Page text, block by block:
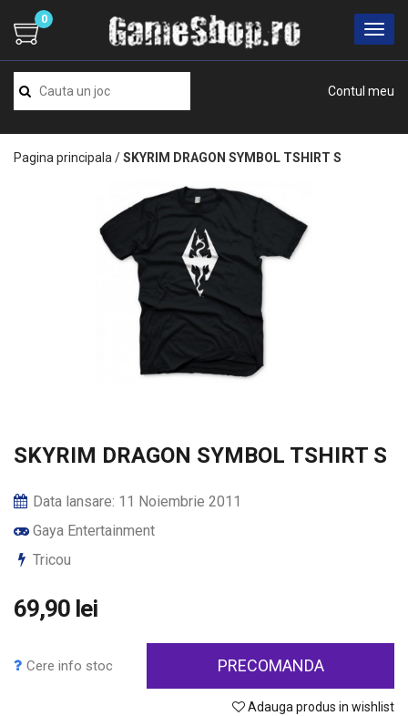
Contul meu
0
Pagina principala /SKYRIM DRAGON SYMBOL TSHIRT S
SKYRIM DRAGON SYMBOL TSHIRT S
Data lansare: 11 Noiembrie 2011
Gaya Entertainment
Tricou
69,90 lei
Cere info stoc PRECOMANDA
Adauga produs in wishlist